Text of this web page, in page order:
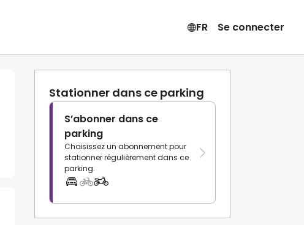
FR Se connecter
Stationner dans ce parking
S’abonner dans ce
parking
Choisissez un abonnement pour
stationner régulièrement dans ce
parking.